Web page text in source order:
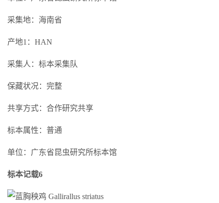
采集地：海南省
产地1：HAN
采集人：标本采集队
保藏状况：完整
共享方式：合作研究共享
标本属性：普通
单位：广东省昆虫研究所标本馆
标本记载6